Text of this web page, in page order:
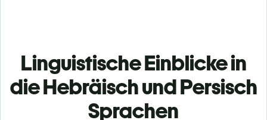
Linguistische Einblicke in
die Hebräisch und Persisch
Sprachen